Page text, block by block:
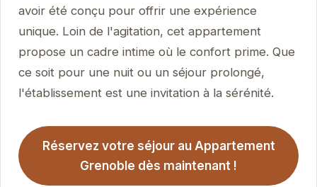
avoir été conçu pour offrir une expérience
unique. Loin de l'agitation, cet appartement
propose un cadre intime où le confort prime. Que
ce soit pour une nuit ou un séjour prolongé,
l'établissement est une invitation à la sérénité.
Réservez votre séjour au Appartement
Grenoble dès maintenant !